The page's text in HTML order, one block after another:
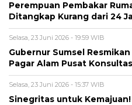
Perempuan Pembakar
Ditangkap Kurang dari 24
Selasa, 23 Juni 2026 - 19:59 WIB
Gubernur Sumsel
Pagar Alam Pusat
Selasa, 23 Juni 2026 - 15:37 WIB
Sinegritas untuk